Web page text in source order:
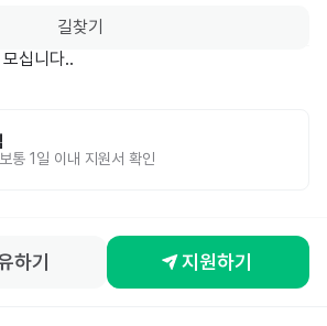
길찾기
십니다..
보통 1일 이내 지원서 확인
하기 지원하기